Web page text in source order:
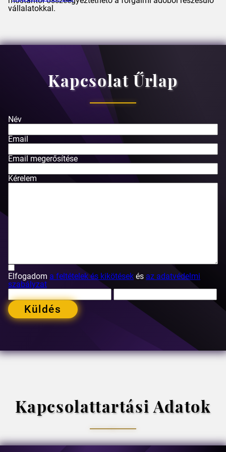
vállalatokkal.
Kapcsolat Űrlap
Név
Email
Email megerősítése
Kérelem
Elfogadom a feltételek és kikötések és az adatvédelmi
szabályzat
Küldés
Kapcsolattartási Adatok